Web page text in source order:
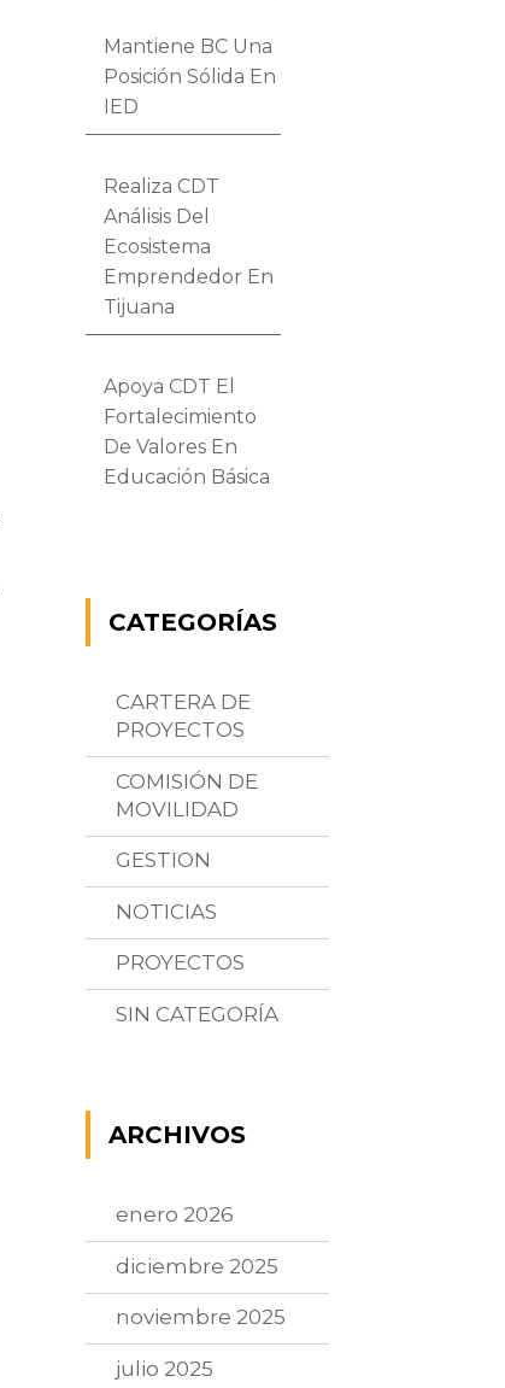
Mantiene BC Una
Posición Sólida En
IED
Realiza CDT
Análisis Del
Ecosistema
Emprendedor En
Tijuana
Apoya CDT El
Fortalecimiento
De Valores En
Educación Básica
CATEGORÍAS
CARTERA DE
PROYECTOS
COMISIÓN DE
MOVILIDAD
GESTION
NOTICIAS
PROYECTOS
SIN CATEGORÍA
ARCHIVOS
enero 2026
diciembre 2025
noviembre 2025
julio 2025